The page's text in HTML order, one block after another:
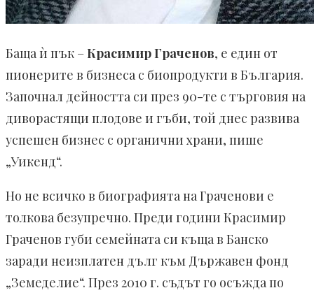
Баща ѝ пък –Красимир Граченов, е един от
пионерите в бизнеса с биопродукти в България.
Започнал дейността си през 90-те с търговия на
диворастящи плодове и гъби, той днес развива
успешен бизнес с органични храни, пише
„Уикенд“.
Но не всичко в биографията на Граченови е
толкова безупречно. Преди години Красимир
Граченов губи семейната си къща в Банско
заради неизплатен дълг към Държавен фонд
„Земеделие“. През 2010 г. съдът го осъжда по